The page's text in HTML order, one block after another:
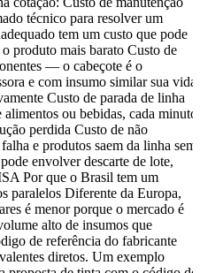
técnico para resolver um
tem um custo que pode
produto mais barato Custo de
— o cabeçote é o
e com insumo similar sua vida
Custo de parada de linha
ou bebidas, cada minuto
perdida Custo de não
e produtos saem da linha sem
envolver descarte de lote,
Por que o Brasil tem um
paralelos Diferente da Europa,
é menor porque o mercado é
alto de insumos que
de referência do fabricante
diretos. Um exemplo